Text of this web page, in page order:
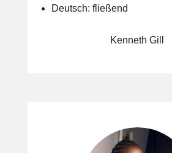
Deutsch: fließend
Kenneth Gill